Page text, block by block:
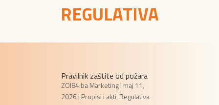
REGULATIVA
Pravilnik zaštite od požara
ZOI84.ba Marketing| maj 11,
2026 | Propisi i akti, Regulativa